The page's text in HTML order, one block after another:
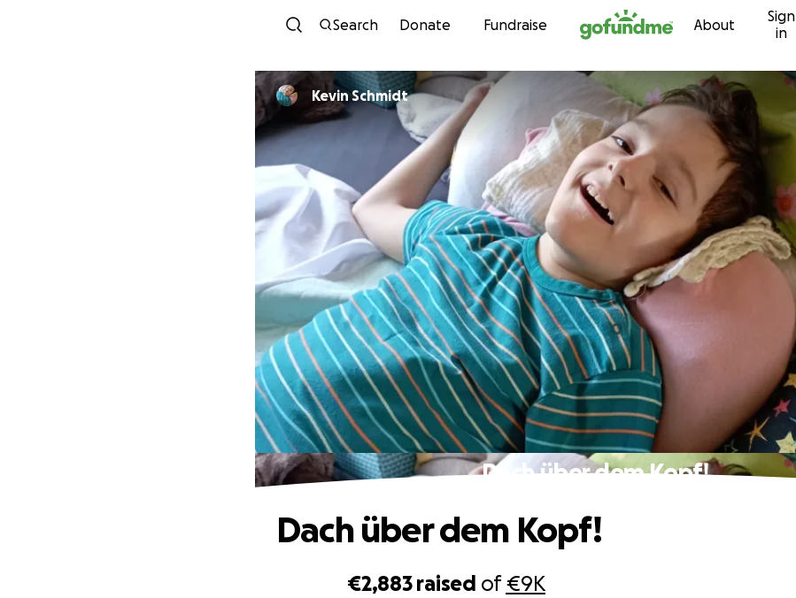
Skip to content
Search Donate Fundraise About
Sign
in
Kevin Schmidt
Dach über dem Kopf!
€2,883 raised of€9K
Dach über dem Kopf!